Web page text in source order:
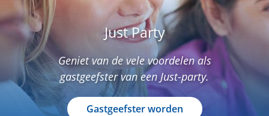
Just Party
Geniet van de vele voordelen als
gastgeefster van een Just-party.
Gastgeefster worden